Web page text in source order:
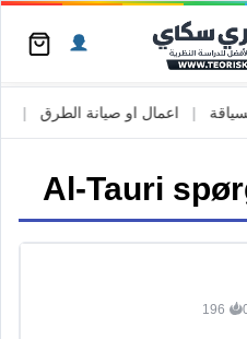
اعمال او صيانة الطرق
Al-Tauri
196